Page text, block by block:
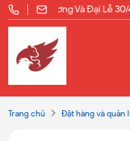
Hùng Vương Và Đại Lễ 30/
Trang chủ Đặt hàng và quản